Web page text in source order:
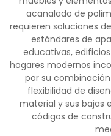
acanalado de
requieren soluciones
estándares de
educativas,
hogares modernos
por su
flexibilidad de
material y sus bajas
códigos de